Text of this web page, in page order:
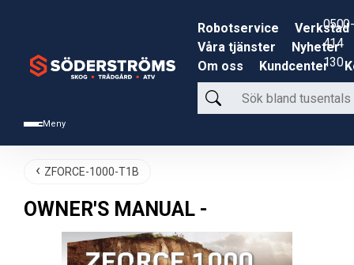
Meny
Robotservice
Verkstad
Våra tjänster
Nyheter
Om oss
Kundcenter
Sök
bland
produkter
0500-
414
130
ZFORCE-1000-T1B
OWNER'S MANUAL -